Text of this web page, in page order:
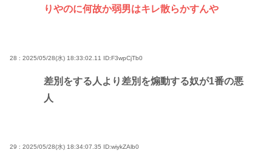
りやのに何故か弱男はキレ散らかすんや
28 : 2025/05/28(水) 18:33:02.11 ID:F3wpCjTb0
差別をする人より差別を煽動する奴が1番の悪
人
29 : 2025/05/28(水) 18:34:07.35 ID:wiykZAlb0